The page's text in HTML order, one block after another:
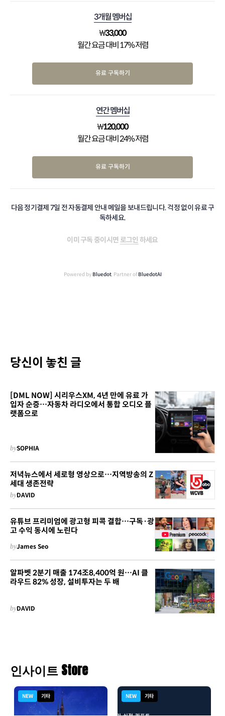
3개월 멤버십
₩33,000
월간 요금 대비 17% 저렴
유료 구독하기
연간 멤버십
₩120,000
월간 요금 대비 24% 저렴
유료 구독하기
다음 정기결제 7일 전 자동결제 안내 메일을 보내드립니다. 걱정 없이 유료 구
독하세요.
이미 구독 중이시면 로그인 하세요
Powered by Bluedot, Partner of BluedotAI
당신이 놓친 글
[DML NOW] 시리우스XM, 4년 만에 유료 가
입자 순증…자동차 라디오에서 통합 오디오 플
랫폼으로
bySOPHIA
저녁뉴스에서 세로형 영상으로…지역방송의 Z
세대 생존전략
byDAVID
유튜브 프리미엄에 광고형 피콕 결합…구독·광
고 수익 동시에 노린다
byJames Seo
알파벳 2분기 매출 174조8,400억 원…AI 클
라우드 82% 성장, 설비투자는 두 배
byDAVID
인사이트 Store
NEW 기타 NEW 기타